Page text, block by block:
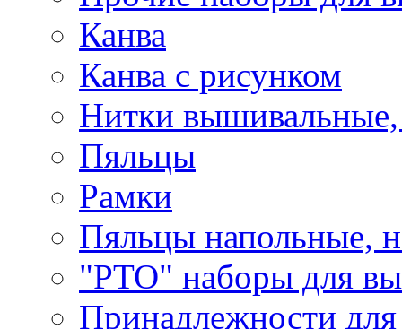
Канва
Канва с рисунком
Нитки
Пяльцы
Рамки
Пяльцы напольные,
"РТО" наборы для
Принадлежности